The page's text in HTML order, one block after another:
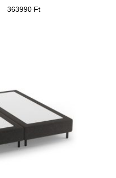
363990 Ft